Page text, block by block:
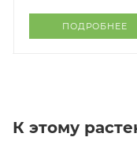
ПОДРОБНЕЕ
К этому